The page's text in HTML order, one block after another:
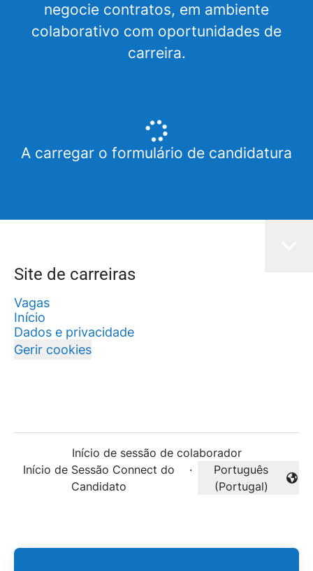
negocie contratos, em ambiente
colaborativo com oportunidades de
carreira.
A carregar o formulário de candidatura
Site de carreiras
Vagas
Início
Dados e privacidade
Gerir cookies
Início de sessão de colaborador
Início de Sessão Connect do
Candidato
·
Alterar idioma
Português
(Portugal)